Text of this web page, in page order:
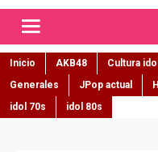
Inicio AKB48 Cultura idol
Generales
JPop actual
idol 70s
idol 80s